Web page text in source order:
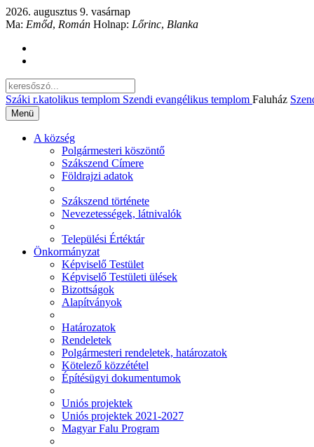
2026. augusztus 9. vasárnap
Ma: Emőd, Román Holnap: Lőrinc, Blanka
Száki r.katolikus templom Szendi evangélikus templom Faluház
Menü
A község
Polgármesteri köszöntő
Szákszend Címere
Földrajzi adatok
Szákszend története
Nevezetességek, látnivalók
Települési Értéktár
Önkormányzat
Képviselő Testület
Képviselő Testületi ülések
Bizottságok
Alapítványok
Határozatok
Rendeletek
Polgármesteri rendeletek, határozatok
Kötelező közzététel
Építésügyi dokumentumok
Uniós projektek
Uniós projektek 2021-2027
Magyar Falu Program